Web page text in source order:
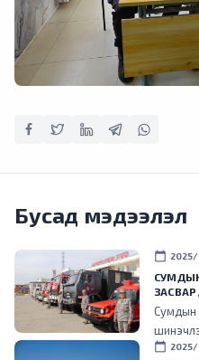
Бусад мэдээлэл
calendar_today 2025/
НЬ
Сумдын
рүү
calendar_today 2025/